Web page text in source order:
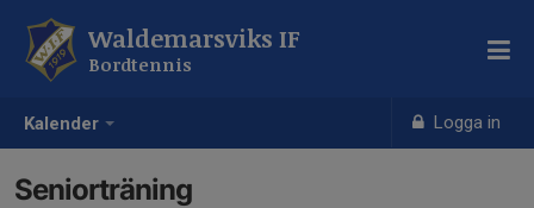
Kalender Logga in
Waldemarsviks IF
Bordtennis
Seniorträning